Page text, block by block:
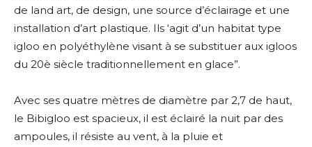
de land art, de design, une source d’éclairage et une
installation d’art plastique. Ils ‘agit d’un habitat type
igloo en polyéthylène visant à se substituer aux igloos
du 20è siècle traditionnellement en glace”.
Avec ses quatre mètres de diamètre par 2,7 de haut,
le Bibigloo est spacieux, il est éclairé la nuit par des
ampoules, il résiste au vent, à la pluie et